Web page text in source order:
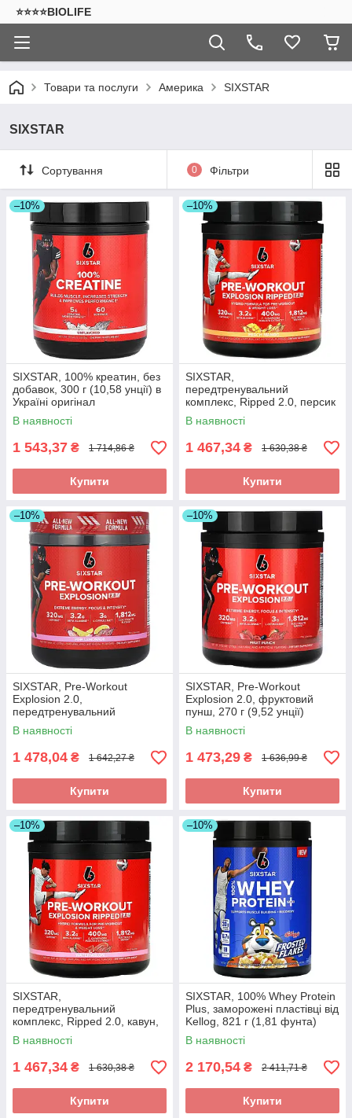
⭐⭐⭐⭐BIOLIFE
Товари та послуги Америка SIXSTAR
SIXSTAR
Сортування 0 Фільтри
–10%
SIXSTAR, 100% креатин, без
добавок, 300 г (10,58 унції) в
Україні оригінал
В наявності
1 543,37 ₴ 1 714,86 ₴
Купити
–10%
SIXSTAR,
передтренувальний
комплекс, Ripped 2.0, персик
і манго, 240 г (8,47 унції)
оригінал
В наявності
1 467,34 ₴ 1 630,38 ₴
Купити
–10%
SIXSTAR, Pre-Workout
Explosion 2.0,
передтренувальний
комплекс, рожевий лимонад,
273 г (9,63 унції) оригінал
В наявності
1 478,04 ₴ 1 642,27 ₴
Купити
–10%
SIXSTAR, Pre-Workout
Explosion 2.0, фруктовий
пунш, 270 г (9,52 унції)
оригінал
В наявності
1 473,29 ₴ 1 636,99 ₴
Купити
–10%
SIXSTAR,
передтренувальний
комплекс, Ripped 2.0, кавун,
240 г (8,47 унції) оригінал
В наявності
1 467,34 ₴ 1 630,38 ₴
Купити
–10%
SIXSTAR, 100% Whey Protein
Plus, заморожені пластівці від
Kellog, 821 г (1,81 фунта)
оригінал
В наявності
2 170,54 ₴ 2 411,71 ₴
Купити